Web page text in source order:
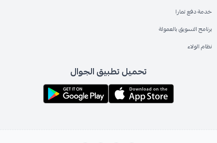
خدمة دفع تمارا
برنامج التسويق بالعمولة
نظام الولاء
تحميل تطبيق الجوال